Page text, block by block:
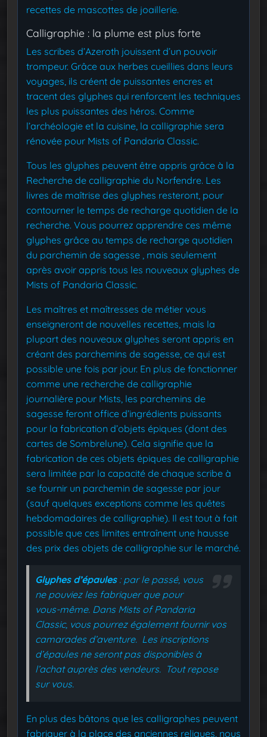
recettes de mascottes de joaillerie.
Calligraphie : la plume est plus forte
Les scribes d’Azeroth jouissent d’un pouvoir
trompeur. Grâce aux herbes cueillies dans leurs
voyages, ils créent de puissantes encres et
tracent des glyphes qui renforcent les techniques
les plus puissantes des héros. Comme
l’archéologie et la cuisine, la calligraphie sera
rénovée pour Mists of Pandaria Classic.
Tous les glyphes peuvent être appris grâce à la
Recherche de calligraphie du Norfendre. Les
livres de maîtrise des glyphes resteront, pour
contourner le temps de recharge quotidien de la
recherche. Vous pourrez apprendre ces même
glyphes grâce au temps de recharge quotidien
du parchemin de sagesse , mais seulement
après avoir appris tous les nouveaux glyphes de
Mists of Pandaria Classic.
Les maîtres et maîtresses de métier vous
enseigneront de nouvelles recettes, mais la
plupart des nouveaux glyphes seront appris en
créant des parchemins de sagesse, ce qui est
possible une fois par jour. En plus de fonctionner
comme une recherche de calligraphie
journalière pour Mists, les parchemins de
sagesse feront office d’ingrédients puissants
pour la fabrication d’objets épiques (dont des
cartes de Sombrelune). Cela signifie que la
fabrication de ces objets épiques de calligraphie
sera limitée par la capacité de chaque scribe à
se fournir un parchemin de sagesse par jour
(sauf quelques exceptions comme les quêtes
hebdomadaires de calligraphie). Il est tout à fait
possible que ces limites entraînent une hausse
des prix des objets de calligraphie sur le marché.
Glyphes d’épaules: par le passé, vous
ne pouviez les fabriquer que pour
vous-même. Dans Mists of Pandaria
Classic, vous pourrez également fournir vos
camarades d’aventure. Les inscriptions
d’épaules ne seront pas disponibles à
l’achat auprès des vendeurs. Tout repose
sur vous.
En plus des bâtons que les calligraphes peuvent
fabriquer à la place des anciennes reliques, nous